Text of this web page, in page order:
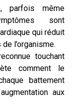
parfois même
sont
qui réduit
l’organisme.
touchant
comment le
battement
aux